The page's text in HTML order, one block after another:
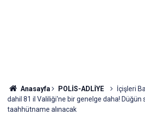
Anasayfa POLİS-ADLİYE
İçişleri
dahil 81 il Valiliği'ne bir genelge daha! Düğün
taahhütname alınacak